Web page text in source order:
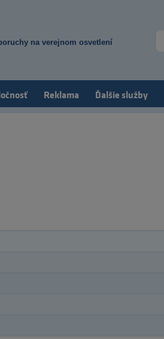
na verejnom osvetlení
Reklama Ďalšie služby